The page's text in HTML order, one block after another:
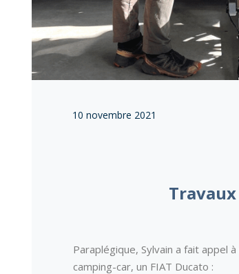
10 novembre 2021
Travaux
Paraplégique, Sylvain a fait appel
camping-car, un FIAT Ducato :